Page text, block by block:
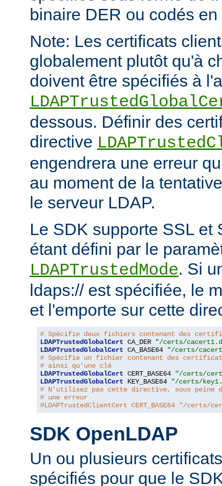
binaire DER ou codés
Note: Les certificats
globalement plutôt qu'à
doivent être spécifiés à
dessous. Définir des
directive
engendrera une erreur
au moment de la
le serveur LDAP.
Le SDK supporte SSL et
étant défini par le
LDAPTrustedMode. Si
ldaps:// est spécifiée, le
et l'emporte sur cette
# Spécifie deux fichiers contenant des
LDAPTrustedGlobalCert CA_DER
"/certs/
LDAPTrustedGlobalCert CA_BASE64
"/certs/
# Spécifie un fichier contenant des
# ainsi qu'une clé
LDAPTrustedGlobalCert CERT_BASE64
"/certs/
LDAPTrustedGlobalCert KEY_BASE64
"/certs/
# N'utilisez pas cette directive, sous peine
# une erreur
#LDAPTrustedClientCert CERT_BASE64 "/certs/
SDK OpenLDAP
Un ou plusieurs
spécifiés pour que le